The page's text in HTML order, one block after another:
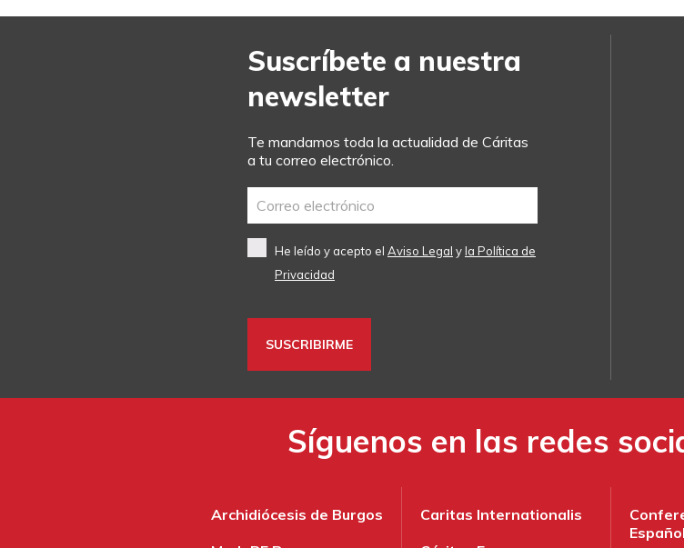
Suscríbete a nuestra
newsletter
Te mandamos toda la actualidad de Cáritas
a tu correo electrónico.
He leído y acepto el Aviso Legal yla Política de
Privacidad
Síguenos en las redes
Archidiócesis de Burgos
Caritas Internationalis